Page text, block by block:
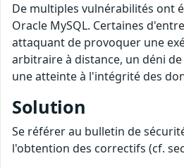
De multiples vulnérabilités ont
Oracle MySQL. Certaines
attaquant de provoquer une
arbitraire à distance, un déni
une atteinte à l'intégrité des
Solution
Se référer au bulletin de
l'obtention des correctifs (cf.